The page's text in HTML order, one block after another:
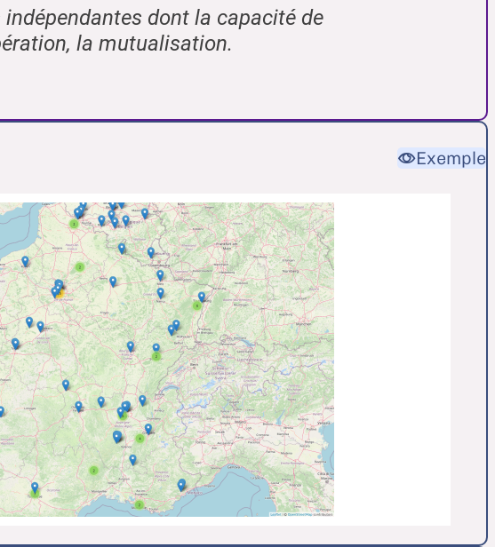
dont la capacité de
la mutualisation.
Exemple